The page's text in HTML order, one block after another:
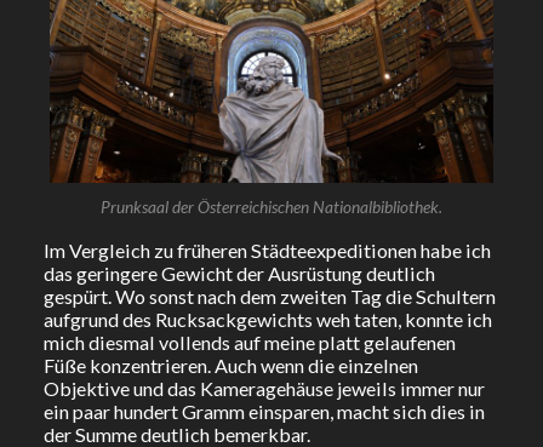
Prunksaal der Österreichischen Nationalbibliothek.
Im Vergleich zu früheren Städteexpeditionen habe ich
das geringere Gewicht der Ausrüstung deutlich
gespürt. Wo sonst nach dem zweiten Tag die Schultern
aufgrund des Rucksackgewichts weh taten, konnte ich
mich diesmal vollends auf meine platt gelaufenen
Füße konzentrieren. Auch wenn die einzelnen
Objektive und das Kameragehäuse jeweils immer nur
ein paar hundert Gramm einsparen, macht sich dies in
der Summe deutlich bemerkbar.